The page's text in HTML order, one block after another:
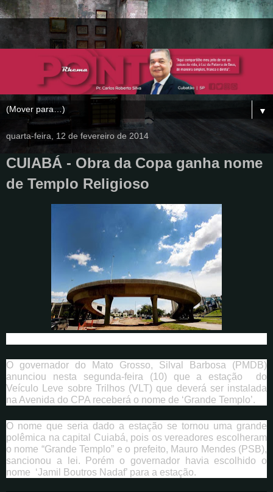
▼
quarta-feira, 12 de fevereiro de 2014
CUIABÁ - Obra da Copa ganha nome
de Templo Religioso
O governador do Mato Grosso, Silval Barbosa (PMDB)
anunciou nesta segunda-feira (10) que a estação do
Veículo Leve sobre Trilhos (VLT) que deverá ser instalada
na Avenida do CPA receberá o nome de ‘Grande Templo’.
O nome que seria dado a estação se tornou uma grande
polêmica na capital Cuiabá, pois os vereadores escolheram
o nome “Grande Templo” e o prefeito, Mauro Mendes (PSB),
sancionou a lei. Porém o governador havia escolhido o
nome ‘Jamil Boutros Nadaf’ para a estação.